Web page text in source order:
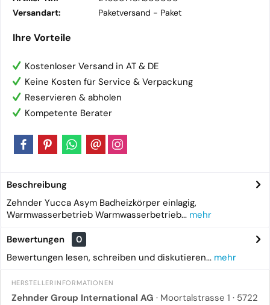
Versandart:
Paketversand - Paket
Ihre Vorteile
Kostenloser Versand in AT & DE
Keine Kosten für Service & Verpackung
Reservieren & abholen
Kompetente Berater
Beschreibung
Zehnder Yucca Asym Badheizkörper einlagig,
Warmwasserbetrieb Warmwasserbetrieb... mehr
Bewertungen
0
Bewertungen lesen, schreiben und diskutieren... mehr
HERSTELLERINFORMATIONEN
Zehnder Group International AG · Moortalstrasse 1 · 5722